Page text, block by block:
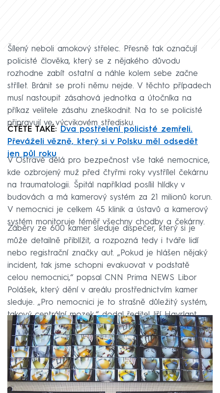
Šílený neboli amokový střelec. Přesně tak označují
policisté člověka, který se z nějakého důvodu
rozhodne zabít ostatní a náhle kolem sebe začne
střílet. Bránit se proti němu nejde. V těchto případech
musí nastoupit zásahová jednotka a útočníka na
příkaz velitele zásahu zneškodnit. Na to se policisté
připravují ve výcvikovém středisku.
ČTĚTE TAKÉ:
Dva postřelení policisté zemřeli.
Převáželi vězně, který si v Polsku měl odsedět
jen půl roku
V Ostravě dělá pro bezpečnost vše také nemocnice,
kde ozbrojený muž před čtyřmi roky vystřílel čekárnu
na traumatologii. Špitál například posílil hlídky v
budovách a má kamerový systém za 21 milionů korun.
V nemocnici je celkem 45 klinik a ústavů a kamerový
systém monitoruje téměř všechny chodby a čekárny.
Záběry ze 600 kamer sleduje dispečer, který si je
může detailně přiblížit, a rozpozná tedy i tváře lidí
nebo registrační značky aut. „Pokud je hlášen nějaký
incident, tak jsme schopni evakuovat v podstatě
celou nemocnici,“ popsal CNN Prima NEWS Libor
Polášek, který dění v areálu prostřednictvím kamer
sleduje. „Pro nemocnici je to strašně důležitý systém,
takový centrální mozek,“ dodal ředitel Jiří Havrlant.